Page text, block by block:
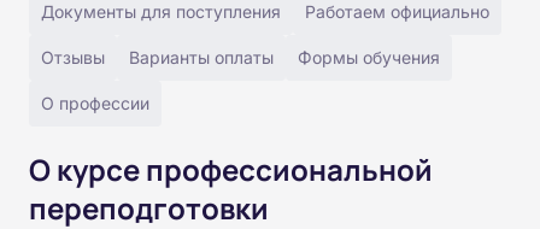
Документы для поступления Работаем официально
Отзывы Варианты оплаты Формы обучения
О профессии
О курсе профессиональной
переподготовки